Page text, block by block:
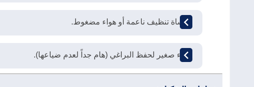
فرشاة تنظيف ناعمة أو هواء مضغوط.
وعاء صغير لحفظ البراغي (هام جداً لعدم ضياعها).